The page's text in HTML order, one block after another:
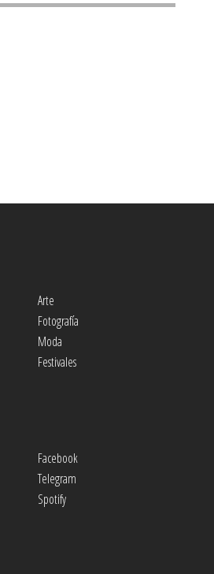
Arte
Fotografía
Moda
Festivales
Facebook
Telegram
Spotify